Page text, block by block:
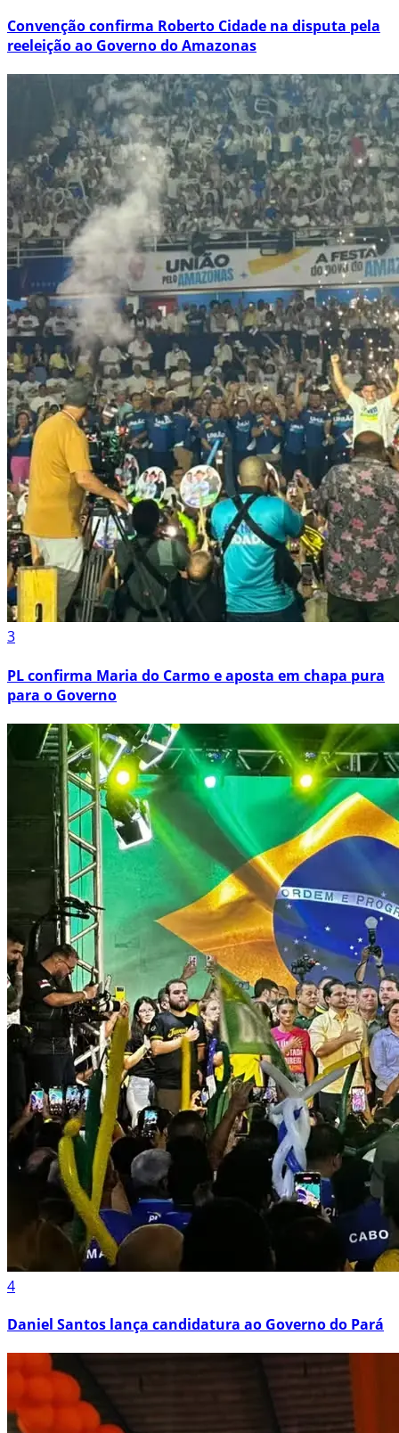
Convenção confirma Roberto Cidade na disputa pela
reeleição ao Governo do Amazonas
3
PL confirma Maria do Carmo e aposta em chapa pura
para o Governo
4
Daniel Santos lança candidatura ao Governo do Pará